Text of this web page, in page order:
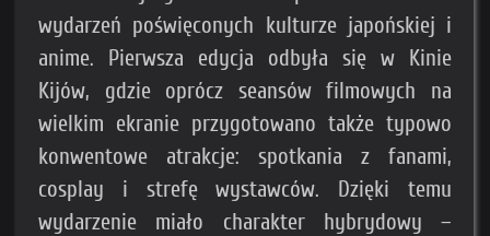
wydarzeń poświęconych kulturze japońskiej i
anime. Pierwsza edycja odbyła się w Kinie
Kijów, gdzie oprócz seansów filmowych na
wielkim ekranie przygotowano także typowo
konwentowe atrakcje: spotkania z fanami,
cosplay i strefę wystawców. Dzięki temu
wydarzenie miało charakter hybrydowy –